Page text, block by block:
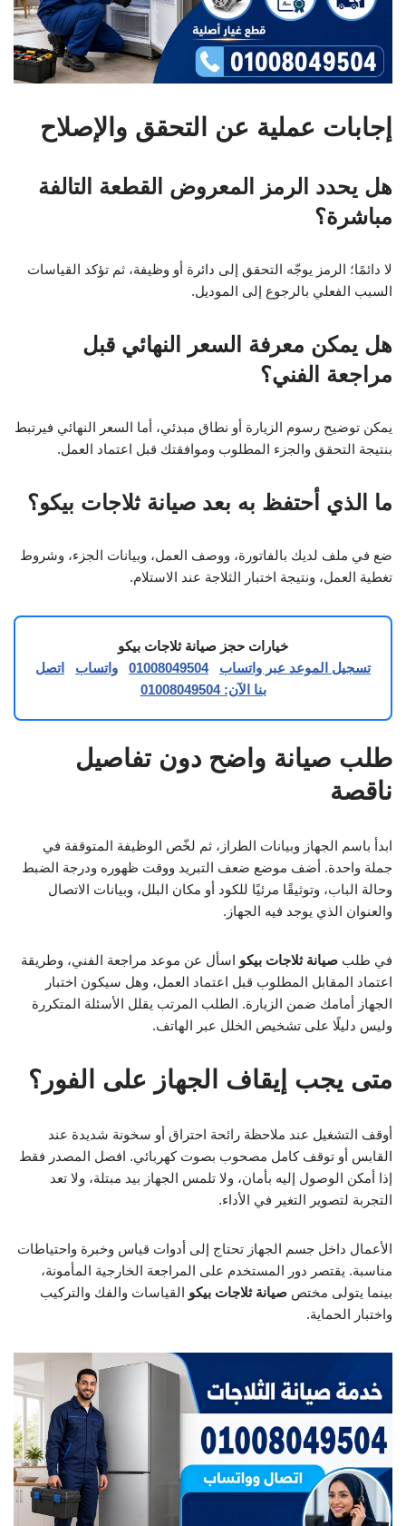
إجابات عملية عن التحقق والإصلاح
هل يحدد الرمز المعروض القطعة التالفة
مباشرة؟
لا دائمًا؛ الرمز يوجّه التحقق إلى دائرة أو وظيفة، ثم تؤكد القياسات
السبب الفعلي بالرجوع إلى الموديل.
هل يمكن معرفة السعر النهائي قبل
مراجعة الفني؟
يمكن توضيح رسوم الزيارة أو نطاق مبدئي، أما السعر النهائي فيرتبط
بنتيجة التحقق والجزء المطلوب وموافقتك قبل اعتماد العمل.
ما الذي أحتفظ به بعد صيانة ثلاجات بيكو؟
ضع في ملف لديك بالفاتورة، ووصف العمل، وبيانات الجزء، وشروط
تغطية العمل، ونتيجة اختبار الثلاجة عند الاستلام.
خيارات حجز صيانة ثلاجات بيكو
تسجيل الموعد عبر واتساب
01008049504 واتساب
اتصل
بنا الآن: 01008049504
طلب صيانة واضح دون تفاصيل
ناقصة
ابدأ باسم الجهاز وبيانات الطراز، ثم لخّص الوظيفة المتوقفة في
جملة واحدة. أضف موضع ضعف التبريد ووقت ظهوره ودرجة الضبط
وحالة الباب، وتوثيقًا مرئيًا للكود أو مكان البلل، وبيانات الاتصال
والعنوان الذي يوجد فيه الجهاز.
في طلب صيانة ثلاجات بيكو اسأل عن موعد مراجعة الفني، وطريقة
اعتماد المقابل المطلوب قبل اعتماد العمل، وهل سيكون اختبار
الجهاز أمامك ضمن الزيارة. الطلب المرتب يقلل الأسئلة المتكررة
وليس دليلًا على تشخيص الخلل عبر الهاتف.
متى يجب إيقاف الجهاز على الفور؟
أوقف التشغيل عند ملاحظة رائحة احتراق أو سخونة شديدة عند
القابس أو توقف كامل مصحوب بصوت كهربائي. افصل المصدر فقط
إذا أمكن الوصول إليه بأمان، ولا تلمس الجهاز بيد مبتلة، ولا تعد
التجربة لتصوير التغير في الأداء.
الأعمال داخل جسم الجهاز تحتاج إلى أدوات قياس وخبرة واحتياطات
مناسبة. يقتصر دور المستخدم على المراجعة الخارجية المأمونة،
بينما يتولى مختص صيانة ثلاجات بيكو القياسات والفك والتركيب
واختبار الحماية.